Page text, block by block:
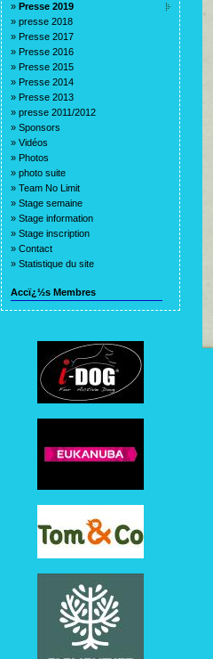
» Presse 2019
» presse 2018
» Presse 2017
» Presse 2016
» Presse 2015
» Presse 2014
» Presse 2013
» presse 2011/2012
» Sponsors
» Vidéos
» Photos
» photo suite
» Team No Limit
» Stage semaine
» Stage information
» Stage inscription
» Contact
» Statistique du site
Accï¿½s Membres